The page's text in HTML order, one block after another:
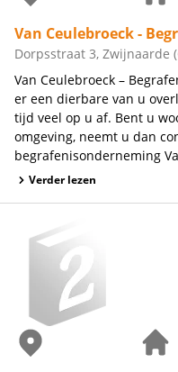
Van Ceulebroeck -
Dorpsstraat 3, Zwijnaarde
Van Ceulebroeck –
er een dierbare van u
tijd veel op u af. Bent u
omgeving, neemt u dan
begrafenisonderneming
Verder lezen